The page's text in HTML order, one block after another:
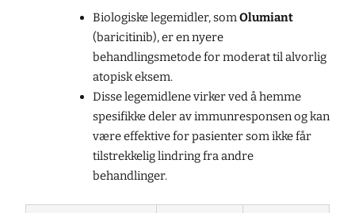
Biologiske legemidler, somOlumiant
(baricitinib), er en nyere
behandlingsmetode for moderat til alvorlig
atopisk eksem.
Disse legemidlene virker ved å hemme
spesifikke deler av immunresponsen og kan
være effektive for pasienter som ikke får
tilstrekkelig lindring fra andre
behandlinger.